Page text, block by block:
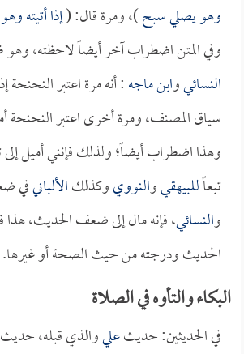
وهو يصلي سبح)، ومرة قال: (إذا أتيته
وفي المتن اضطراب آخر أيضاً لاحظته، وهو
النسائيوابن ماجه: أنه مرة اعتبر النحنحة
سياق المصنف، ومرة أخرى اعتبر النحنحة
وهذا اضطراب أيضاً؛ ولذلك فإنني أميل
تبعاًللبيهقيوالنوويوكذلكالألبانيفي
والنسائي، فإنه مال إلى ضعف الحديث، هذا
الحديث ودرجته من حيث الصحة أو غيرها.
البكاء والتأوه في الصلاة
في الحديثين: حديثعليوالذي قبله،